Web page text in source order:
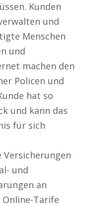
Kunden
und
Menschen
und
machen den
Policen und
hat so
und kann das
für sich
und
an
Tarife